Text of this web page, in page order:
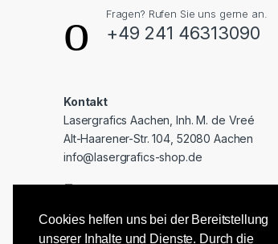
Cookies helfen uns bei der Bereitstellung
unserer Inhalte und Dienste. Durch die
Fragen? Rufen Sie uns gerne an.
+49 241 46313090
Kontakt
Lasergrafics Aachen, Inh. M. de Vreé
Alt-Haarener-Str. 104, 52080 Aachen
info@lasergrafics-shop.de